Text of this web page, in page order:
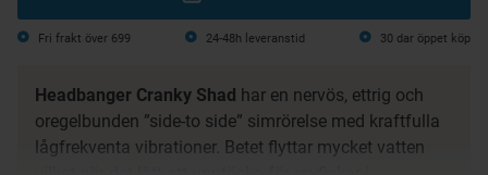
Fri frakt över 699 24-48h leveranstid 30 dar öppet köp
Headbanger Cranky Shad har en nervös, ettrig och
oregelbunden ”side-to side” simrörelse med kraftfulla
lågfrekventa vibrationer. Betet flyttar mycket vatten